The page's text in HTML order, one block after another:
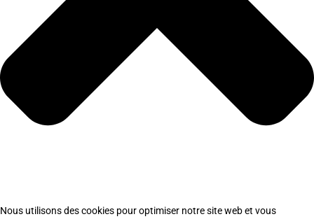
Nous utilisons des cookies pour optimiser notre site web et vous